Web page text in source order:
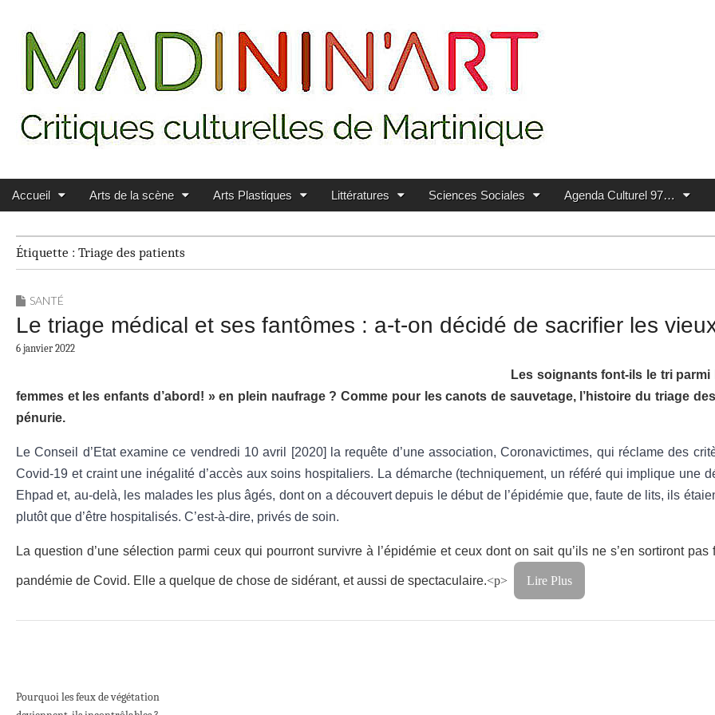
MADININ'ART
Main menu
Skip to content
Accueil Arts de la scène Arts Plastiques Littératures Sciences Sociales Agenda Culturel 97…
Étiquette : Triage des patients
SANTÉ
Le triage médical et ses fantômes : a-t-on décidé de sacrifier les
6 janvier 2022
Les soignants font-ils le tri
femmes et les enfants d’abord! » en plein naufrage ? Comme pour les canots de sauvetage, l’histoire du triage
pénurie.
Le Conseil d’Etat examine ce vendredi 10 avril [2020]
la requête d’une association, Coronavictimes, qui réclame des
Covid-19 et craint une inégalité d’accès aux soins hospitaliers. La démarche (techniquement, un référé qui implique une
Ehpad et, au-delà, les malades les plus âgés, dont on a découvert depuis le début de l’épidémie que, faute de lits, ils
plutôt que d’être hospitalisés. C’est-à-dire, privés de soin.
La question d’une sélection parmi ceux qui pourront survivre à l’épidémie et ceux dont on sait qu’ils ne s’en sortiront
pandémie de Covid. Elle a quelque de chose de sidérant, et aussi de spectaculaire.<p> Lire Plus
Pourquoi les feux de végétation